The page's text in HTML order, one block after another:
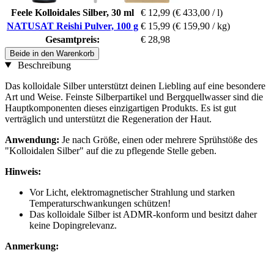
Feele Kolloidales Silber, 30 ml € 12,99 (€ 433,00 / l)
NATUSAT Reishi Pulver, 100 g € 15,99 (€ 159,90 / kg)
Gesamtpreis:
€ 28,98
Beide in den Warenkorb
Beschreibung
Das kolloidale Silber unterstützt deinen Liebling auf eine besondere
Art und Weise. Feinste Silberpartikel und Bergquellwasser sind die
Hauptkomponenten dieses einzigartigen Produkts. Es ist gut
verträglich und unterstützt die Regeneration der Haut.
Anwendung: Je nach Größe, einen oder mehrere Sprühstöße des
"Kolloidalen Silber" auf die zu pflegende Stelle geben.
Hinweis:
Vor Licht, elektromagnetischer Strahlung und starken
Temperaturschwankungen schützen!
Das kolloidale Silber ist ADMR-konform und besitzt daher
keine Dopingrelevanz.
Anmerkung: